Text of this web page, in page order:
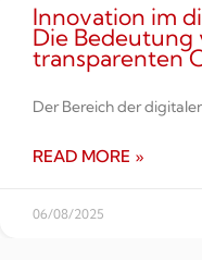
Innovation im
Die Bedeutung
transparenten
Der Bereich der
READ MORE »
06/08/2025